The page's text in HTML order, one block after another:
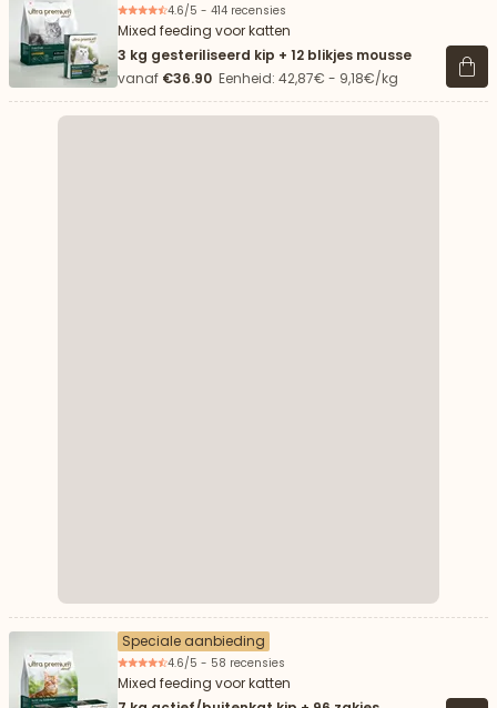
4.6/5 - 414 recensies
Mixed feeding voor katten
3 kg gesteriliseerd kip + 12 blikjes mousse
vanaf €36.90 Eenheid: 42,87€ - 9,18€/kg
Speciale aanbieding
4.6/5 - 58 recensies
Mixed feeding voor katten